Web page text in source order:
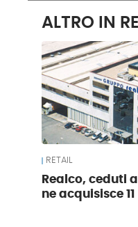
ALTRO IN
RETAIL
Realco, ceduti
ne acquisisce 11